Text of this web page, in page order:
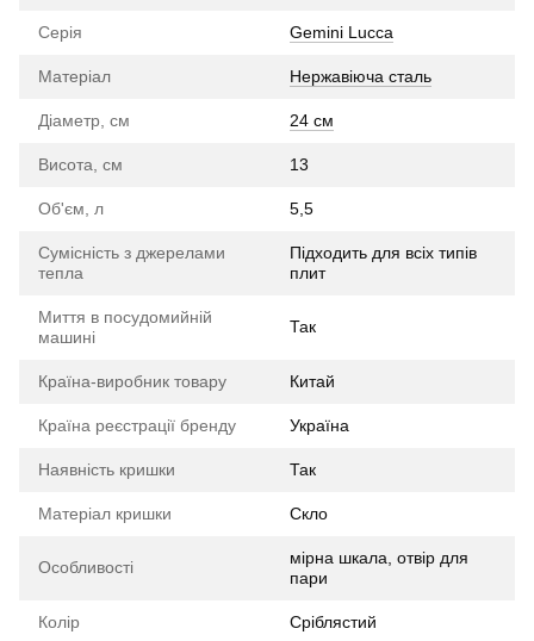
Серія Gemini Lucca
Матеріал Нержавіюча сталь
Діаметр, см 24 см
Висота, см 13
Об'єм, л 5,5
Сумісність з джерелами
тепла
Підходить для всіх типів
плит
Миття в посудомийній
машині
Так
Країна-виробник товару Китай
Країна реєстрації бренду Україна
Наявність кришки Так
Матеріал кришки Скло
Особливості
мірна шкала, отвір для
пари
Колір Сріблястий